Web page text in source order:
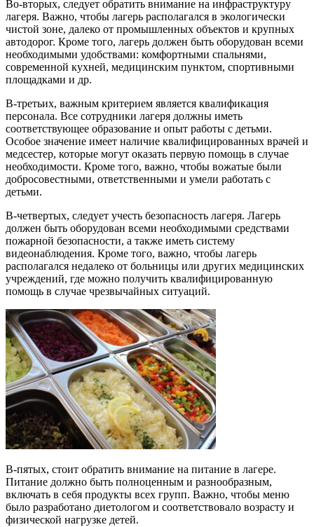
Во-вторых, следует обратить внимание на инфраструктуру
лагеря. Важно, чтобы лагерь располагался в экологически
чистой зоне, далеко от промышленных объектов и крупных
автодорог. Кроме того, лагерь должен быть оборудован всеми
необходимыми удобствами: комфортными спальнями,
современной кухней, медицинским пунктом, спортивными
площадками и др.
В-третьих, важным критерием является квалификация
персонала. Все сотрудники лагеря должны иметь
соответствующее образование и опыт работы с детьми.
Особое значение имеет наличие квалифицированных врачей и
медсестер, которые могут оказать первую помощь в случае
необходимости. Кроме того, важно, чтобы вожатые были
добросовестными, ответственными и умели работать с
детьми.
В-четвертых, следует учесть безопасность лагеря. Лагерь
должен быть оборудован всеми необходимыми средствами
пожарной безопасности, а также иметь систему
видеонаблюдения. Кроме того, важно, чтобы лагерь
располагался недалеко от больницы или других медицинских
учреждений, где можно получить квалифицированную
помощь в случае чрезвычайных ситуаций.
В-пятых, стоит обратить внимание на питание в лагере.
Питание должно быть полноценным и разнообразным,
включать в себя продукты всех групп. Важно, чтобы меню
было разработано диетологом и соответствовало возрасту и
физической нагрузке детей.